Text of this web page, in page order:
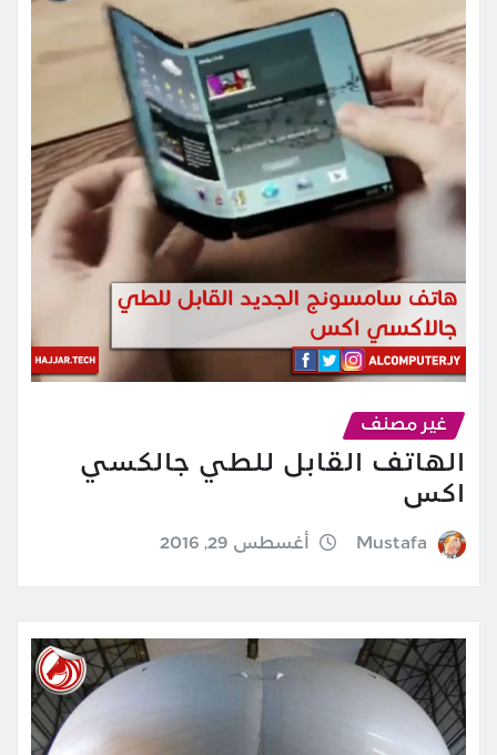
غير مصنف
الهاتف القابل للطي جالكسي
اكس
Mustafa أغسطس 29, 2016